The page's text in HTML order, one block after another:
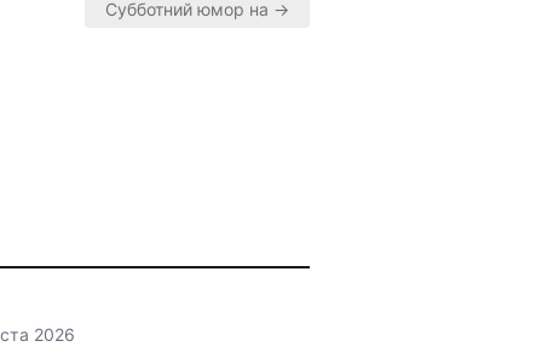
Субботний юмор на →
2026